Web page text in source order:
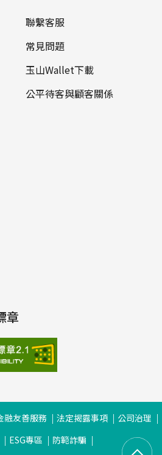
聯繫客服
常見問題
玉山Wallet下載
公平待客與顧客關係
章
融友善服務 法定揭露事項
公司治理
ESG專區 防範詐騙